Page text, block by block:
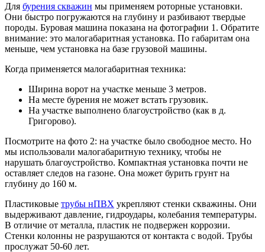
Для бурения скважин мы применяем роторные установки.
Они быстро погружаются на глубину и разбивают твердые
породы. Буровая машина показана на фотографии 1. Обратите
внимание: это малогабаритная установка. По габаритам она
меньше, чем установка на базе грузовой машины.
Когда применяется малогабаритная техника:
Ширина ворот на участке меньше 3 метров.
На месте бурения не может встать грузовик.
На участке выполнено благоустройство (как в д.
Григорово).
Посмотрите на фото 2: на участке было свободное место. Но
мы использовали малогабаритную технику, чтобы не
нарушать благоустройство. Компактная установка почти не
оставляет следов на газоне. Она может бурить грунт на
глубину до 160 м.
Пластиковые трубы нПВХ укрепляют стенки скважины. Они
выдерживают давление, гидроудары, колебания температуры.
В отличие от металла, пластик не подвержен коррозии.
Стенки колонны не разрушаются от контакта с водой. Трубы
прослужат 50-60 лет.